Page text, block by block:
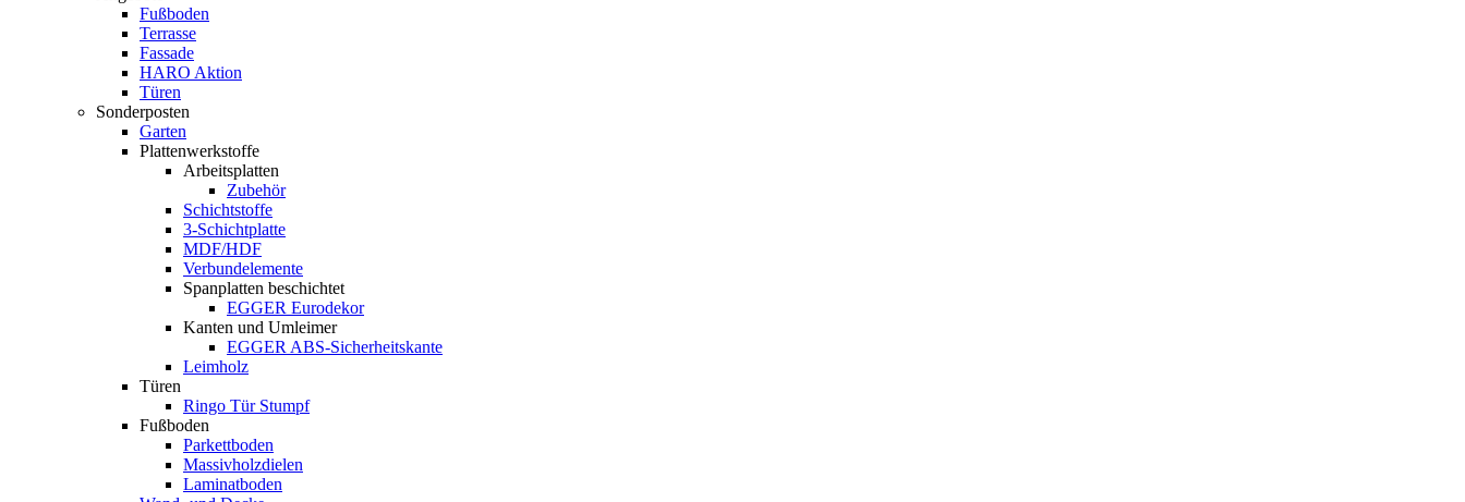
Fußboden
Terrasse
Fassade
HARO Aktion
Türen
Sonderposten
Garten
Plattenwerkstoffe
Arbeitsplatten
Zubehör
Schichtstoffe
3-Schichtplatte
MDF/HDF
Verbundelemente
Spanplatten beschichtet
EGGER Eurodekor
Kanten und Umleimer
EGGER ABS-Sicherheitskante
Leimholz
Türen
Ringo Tür Stumpf
Fußboden
Parkettboden
Massivholzdielen
Laminatboden